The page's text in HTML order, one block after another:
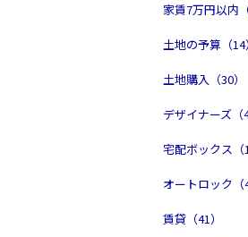
家賃7万円以内（
土地の予算（14）
土地購入（30）
デザイナーズ（4
宅配ボックス（1
オートロック（4
賃貸（41）